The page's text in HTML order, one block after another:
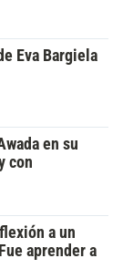
Eva Bargiela
en su
con
a un
aprender a